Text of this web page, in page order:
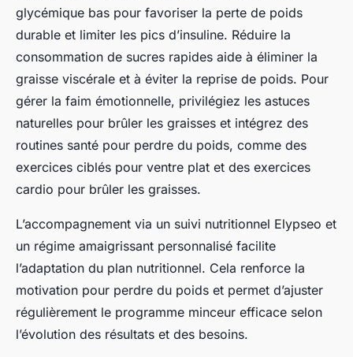
glycémique bas pour favoriser la perte de poids
durable et limiter les pics d’insuline. Réduire la
consommation de sucres rapides aide à éliminer la
graisse viscérale et à éviter la reprise de poids. Pour
gérer la faim émotionnelle, privilégiez les astuces
naturelles pour brûler les graisses et intégrez des
routines santé pour perdre du poids, comme des
exercices ciblés pour ventre plat et des exercices
cardio pour brûler les graisses.
L’accompagnement via un suivi nutritionnel Elypseo et
un régime amaigrissant personnalisé facilite
l’adaptation du plan nutritionnel. Cela renforce la
motivation pour perdre du poids et permet d’ajuster
régulièrement le programme minceur efficace selon
l’évolution des résultats et des besoins.